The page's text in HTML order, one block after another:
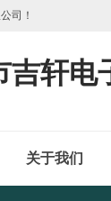
司！
吉轩电
关于我们